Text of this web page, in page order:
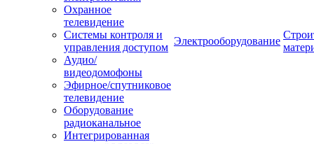
Охранное
телевидение
Системы контроля и
управления доступом
Аудио/
видеодомофоны
Эфирное/спутниковое
телевидение
Оборудование
радиоканальное
Интегрированная
Электрооборудование